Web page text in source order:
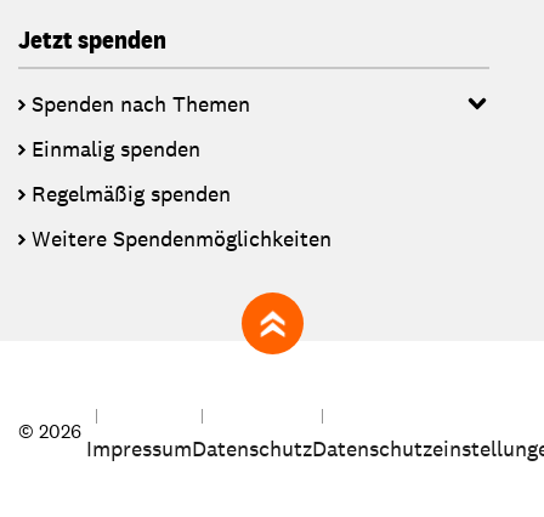
Jetzt spenden
Spenden nach Themen
Einmalig spenden
Regelmäßig spenden
Weitere Spendenmöglichkeiten
zum Seitenanfang
© 2026
ImpressumDatenschutz